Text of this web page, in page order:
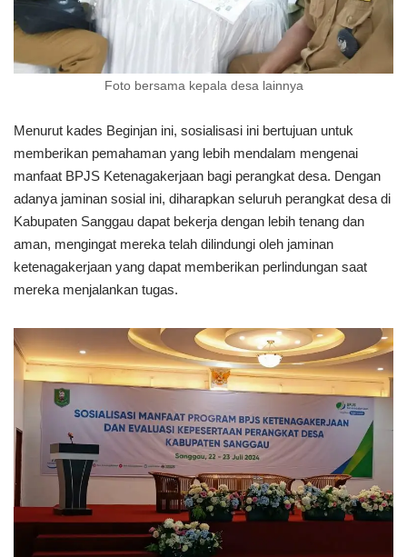
Foto bersama kepala desa lainnya
Menurut kades Beginjan ini, sosialisasi ini bertujuan untuk
memberikan pemahaman yang lebih mendalam mengenai
manfaat BPJS Ketenagakerjaan bagi perangkat desa. Dengan
adanya jaminan sosial ini, diharapkan seluruh perangkat desa di
Kabupaten Sanggau dapat bekerja dengan lebih tenang dan
aman, mengingat mereka telah dilindungi oleh jaminan
ketenagakerjaan yang dapat memberikan perlindungan saat
mereka menjalankan tugas.